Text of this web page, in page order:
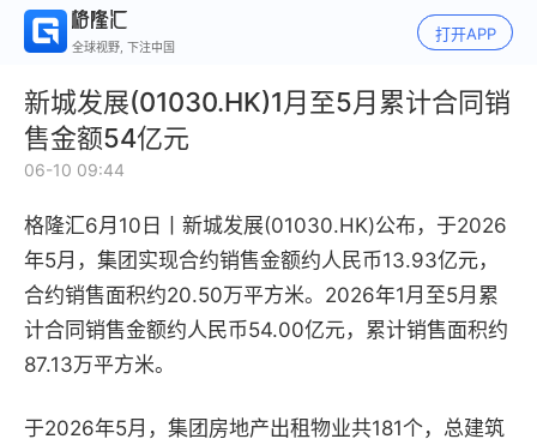
全球视野, 下注中国
打开APP
新城发展(01030.HK)1月至5月累计合同销
售金额54亿元
06-10 09:44
格隆汇6月10日丨 新城发展(01030.HK)公布，于2026
年5月，集团实现合约销售金额约人民币13.93亿元，
合约销售面积约20.50万平方米。2026年1月至5月累
计合同销售金额约人民币54.00亿元，累计销售面积约
87.13万平方米。
于2026年5月，集团房地产出租物业共181个，总建筑